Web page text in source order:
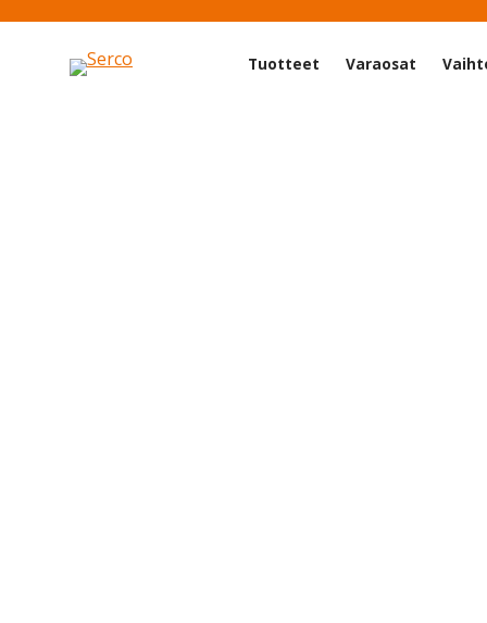
Tuotteet Varaosat